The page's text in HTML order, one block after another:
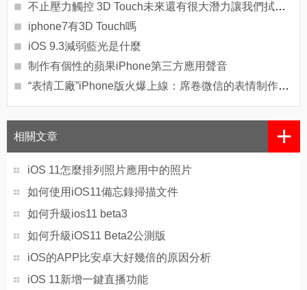
不止壓力觸控 3D Touch未來還有很大潛力讓我們拭目以待吧
iphone7有3D Touch嗎
iOS 9.3減弱藍光是什麼
制作有個性的蘋果iPhone第三方應用聲音
“表情工廠”iPhone版火爆上線：席卷微信的表情制作神器！
相關文章 +
iOS 11怎麼排列照片應用中的照片
如何使用iOS11備忘錄掃描文件
如何升級ios11 beta3
如何升級iOS11 Beta2公測版
iOS的APP比安卓大好幾倍的原因分析
iOS 11新增一鍵直播功能